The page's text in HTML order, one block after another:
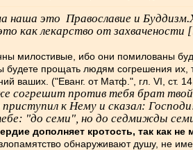
наша это Православие и
как лекарство от захвачености
милостивые, ибо они помилованы
будете прощать людям согрешения
ваших. ("Еванг. от Матф.", гл. VI, ст.
согрешит против тебя брат
к Нему и сказал:
"до семи", но до седмижды
дополняет кротость, так как
обнаруживают душу, не